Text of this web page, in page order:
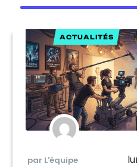
ACTUALITÉS
par L'équipe